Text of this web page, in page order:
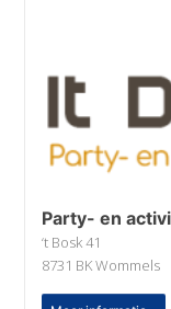
Party- en
‘t Bosk 41
8731 BK Wommels